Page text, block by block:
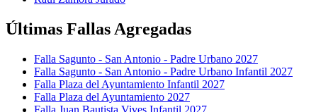
Últimas Fallas Agregadas
Falla Sagunto - San Antonio - Padre Urbano 2027
Falla Sagunto - San Antonio - Padre Urbano Infantil 2027
Falla Plaza del Ayuntamiento Infantil 2027
Falla Plaza del Ayuntamiento 2027
Falla Juan Bautista Vives Infantil 2027